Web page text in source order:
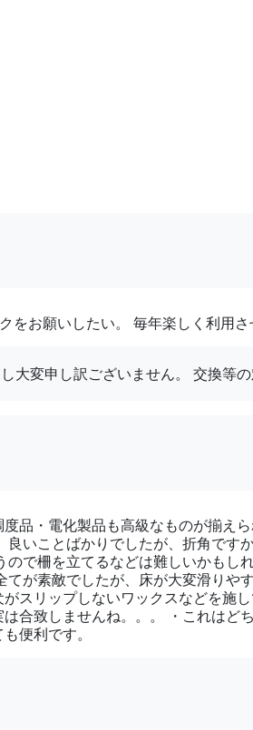
お願いしたい。 毎年楽しく利用さ
大変申し訳ございません。 交換等
品・電化製品も高級なものが揃え
いことばかりでしたが、折角です
で柵を立てるなどは難しいかもし
が素敵でしたが、床が大変滑りや
スリップしないワックスなどを施
合致しませんね。。。 ・これはど
便利です。